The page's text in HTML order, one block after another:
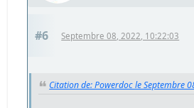
#6 Septembre 08, 2022, 10:22:03
Citation de: Powerdoc le Septembre